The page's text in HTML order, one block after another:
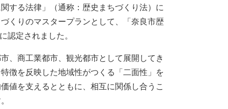
する法律」（通称：歴史まちづくり法）に
くりのマスタープランとして、「奈良市歴
認定されました。
、商工業都市、観光都市として展開してき
徴を反映した地域性がつくる「二面性」を
値を支えるとともに、相互に関係し合うこ